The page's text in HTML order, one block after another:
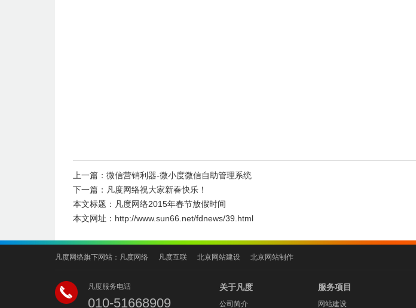
上一篇： 微信营销利器-微小度微信自助管理系统
下一篇： 凡度网络祝大家新春快乐！
本文标题： 凡度网络2015年春节放假时间
本文网址： http://www.sun66.net/fdnews/39.html
凡度网络旗下网站： 凡度网络 凡度互联 北京网站建设 北京网站制作
凡度服务电话
010-51668909
关于凡度
公司简介
服务项目
网站建设